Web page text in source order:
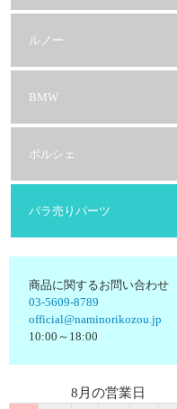
ルノー
BMW
ポルシェ
バラ売りパーツ
商品に関するお問い合わせ
03-5609-8789
official@naminorikozou.jp
10:00～18:00
8月の営業日